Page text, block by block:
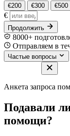
€200 €300 €500
€
Продолжить
8000+
Отправляем в
Частые вопросы
Анкета запроса
Подавали
помощи?